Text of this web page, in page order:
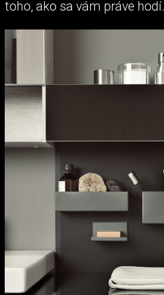
toho, ako sa vám práve hodí.